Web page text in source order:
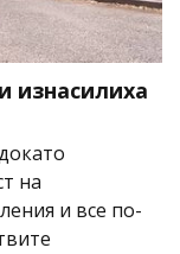
изнасилиха
на
и все по-